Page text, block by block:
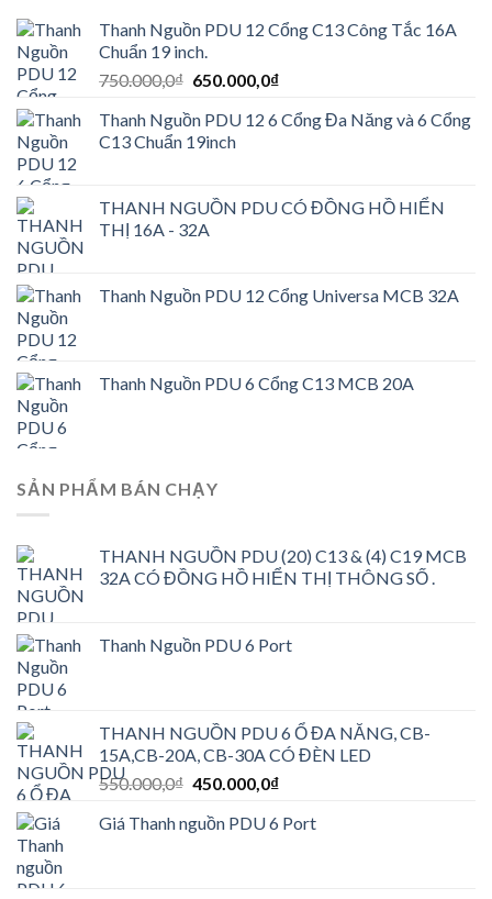
Thanh Nguồn PDU 12 Cổng C13 Công Tắc 16A
Chuẩn 19 inch.
750.000,0₫ Giá
là:
750.000,0₫.
650.000,0₫Giá
tại
Thanh Nguồn PDU 12 6 Cổng Đa Năng và 6 Cổng
C13 Chuẩn 19inch
THANH NGUỒN PDU CÓ ĐỒNG HỒ HIỂN
THỊ 16A - 32A
Thanh Nguồn PDU 12 Cổng Universa MCB 32A
Thanh Nguồn PDU 6 Cổng C13 MCB 20A
SẢN PHẨM BÁN CHẠY
THANH NGUỒN PDU (20) C13 & (4) C19 MCB
32A CÓ ĐỒNG HỒ HIỂN THỊ THÔNG SỐ .
Thanh Nguồn PDU 6 Port
THANH NGUỒN PDU 6 Ổ ĐA NĂNG, CB-
15A,CB-20A, CB-30A CÓ ĐÈN LED
550.000,0₫ Giá
là:
450.000,0₫Giá
tại
Giá Thanh nguồn PDU 6 Port